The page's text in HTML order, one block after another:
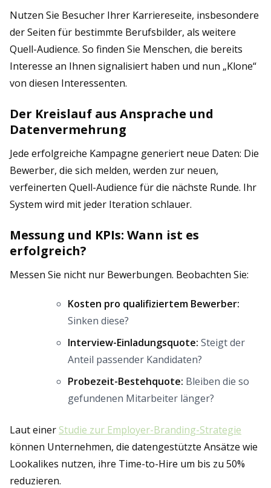
Nutzen Sie Besucher Ihrer Karriereseite, insbesondere
der Seiten für bestimmte Berufsbilder, als weitere
Quell-Audience. So finden Sie Menschen, die bereits
Interesse an Ihnen signalisiert haben und nun „Klone“
von diesen Interessenten.
Der Kreislauf aus Ansprache und
Datenvermehrung
Jede erfolgreiche Kampagne generiert neue Daten: Die
Bewerber, die sich melden, werden zur neuen,
verfeinerten Quell-Audience für die nächste Runde. Ihr
System wird mit jeder Iteration schlauer.
Messung und KPIs: Wann ist es
erfolgreich?
Messen Sie nicht nur Bewerbungen. Beobachten Sie:
Kosten pro qualifiziertem Bewerber:
Sinken diese?
Interview-Einladungsquote: Steigt der
Anteil passender Kandidaten?
Probezeit-Bestehquote: Bleiben die so
gefundenen Mitarbeiter länger?
Laut einer Studie zur Employer-Branding-Strategie
können Unternehmen, die datengestützte Ansätze wie
Lookalikes nutzen, ihre Time-to-Hire um bis zu 50%
reduzieren.